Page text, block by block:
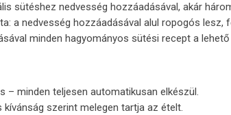
sütéshez nedvesség hozzáadásával, akár
a nedvesség hozzáadásával alul ropogós lesz,
minden hagyományos sütési recept a
– minden teljesen automatikusan elkészül.
szerint melegen tartja az ételt.